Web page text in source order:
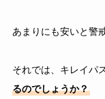
あまりにも安いと警
それでは、キレイパ
るのでしょうか？